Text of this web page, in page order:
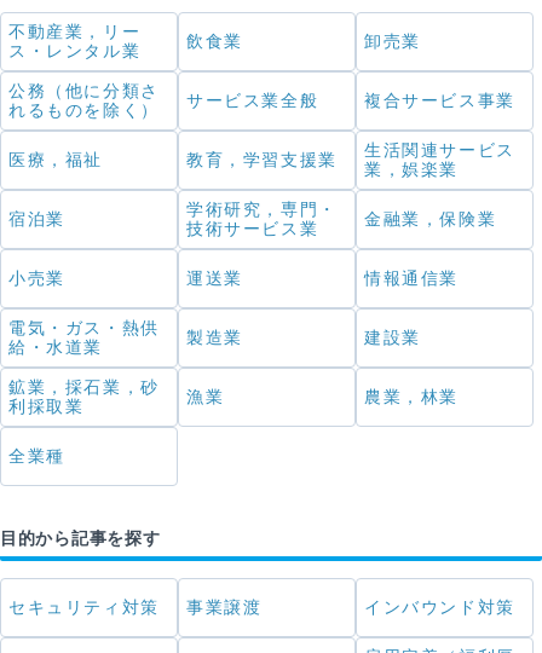
不動産業，リー
ス・レンタル業
飲食業 卸売業
公務（他に分類さ
れるものを除く）
サービス業全般 複合サービス事業
医療，福祉 教育，学習支援業
生活関連サービス
業，娯楽業
宿泊業
学術研究，専門・
技術サービス業
金融業，保険業
小売業 運送業 情報通信業
電気・ガス・熱供
給・水道業
製造業 建設業
鉱業，採石業，砂
利採取業
漁業 農業，林業
全業種
目的から記事を探す
セキュリティ対策 事業譲渡 インバウンド対策